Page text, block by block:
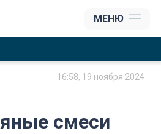
МЕНЮ
16:58, 19 ноября 2024
смеси